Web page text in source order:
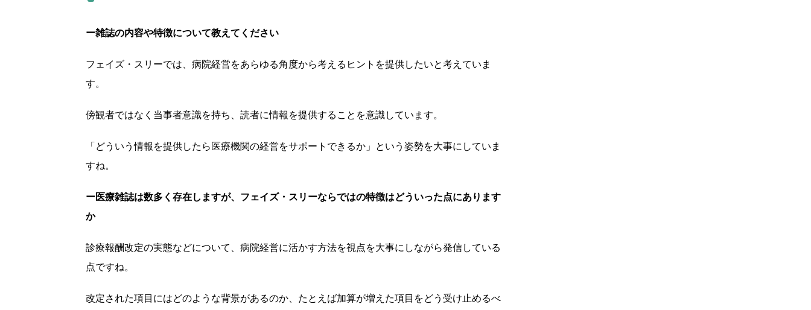
ー雑誌の内容や特徴について教えてください
フェイズ・スリーでは、病院経営をあらゆる角度から考えるヒントを提供したいと考えていま
す。
傍観者ではなく当事者意識を持ち、読者に情報を提供することを意識しています。
「どういう情報を提供したら医療機関の経営をサポートできるか」という姿勢を大事にしていま
すね。
ー医療雑誌は数多く存在しますが、フェイズ・スリーならではの特徴はどういった点にあります
か
診療報酬改定の実態などについて、病院経営に活かす方法を視点を大事にしながら発信している
点ですね。
改定された項目にはどのような背景があるのか、たとえば加算が増えた項目をどう受け止めるべ